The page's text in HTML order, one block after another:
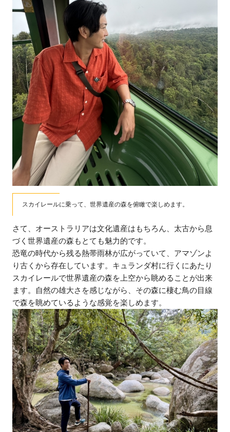
スカイレールに乗って、世界遺産の森を俯瞰で楽しめます。
さて、オーストラリアは文化遺産はもちろん、太古から息
づく世界遺産の森もとても魅力的です。
恐竜の時代から残る熱帯雨林が広がっていて、アマゾンよ
り古くから存在しています。キュランダ村に行くにあたり
スカイレールで世界遺産の森を上空から眺めることが出来
ます。自然の雄大さを感じながら、その森に棲む鳥の目線
で森を眺めているような感覚を楽しめます。